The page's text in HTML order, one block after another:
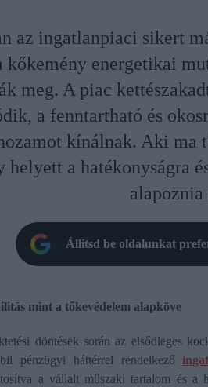
az ingatlanpiaci sikert
kőkemény energetikai
meg. A piac
a fenntartható és
kínálnak. Aki ma
helyett a hatékonyságra
alapoznia
Állítsd be oldalunkat
mint a tőkevédelem alapköve
döntések során az elsődleges
pénzügyi háttérrel rendelkező
a vállalt műszaki tartalom és a